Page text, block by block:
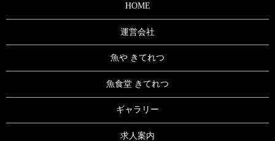
HOME
運営会社
魚や きてれつ
魚食堂 きてれつ
ギャラリー
求人案内